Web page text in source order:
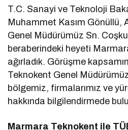
T.C. Sanayi ve Teknoloji
Muhammet Kasım Gönüllü,
Genel Müdürümüz Sn.
beraberindeki heyeti
ağırladık. Görüşme
Teknokent Genel
bölgemiz, firmalarımız ve
hakkında bilgilendirmede
Marmara Teknokent ile